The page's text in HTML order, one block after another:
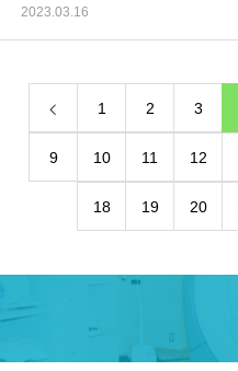
2023.03.16
1 2 3
9 10 11 12
18 19 20